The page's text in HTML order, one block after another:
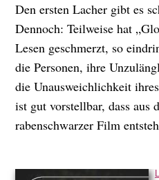
Den ersten Lacher gibt es
Dennoch: Teilweise hat
Lesen geschmerzt, so
die Personen, ihre
die Unausweichlichkeit
ist gut vorstellbar, dass aus
rabenschwarzer Film